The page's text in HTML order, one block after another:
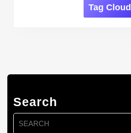
Tag Cloud
Search
Search
for: